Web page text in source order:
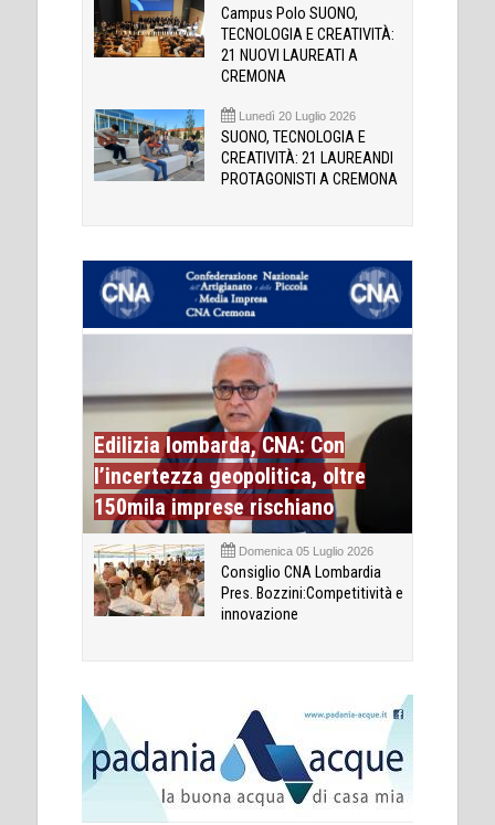
Campus Polo SUONO,
TECNOLOGIA E CREATIVITÀ:
21 NUOVI LAUREATI A
CREMONA
Lunedì 20 Luglio 2026
SUONO, TECNOLOGIA E
CREATIVITÀ: 21 LAUREANDI
PROTAGONISTI A CREMONA
Edilizia lombarda, CNA: Con
l’incertezza geopolitica, oltre
150mila imprese rischiano
Domenica 05 Luglio 2026
Consiglio CNA Lombardia
Pres. Bozzini:Competitività e
innovazione